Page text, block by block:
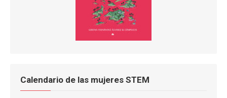
Calendario de las mujeres STEM